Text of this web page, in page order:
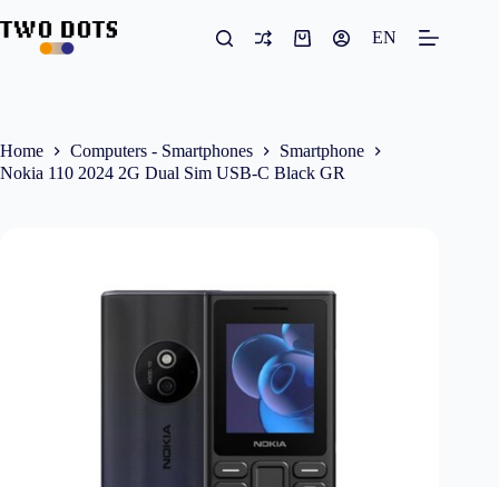
to
content
Shopping
EN
Home Computers - Smartphones
Smartphone
Nokia 110 2024 2G Dual Sim USB-C Black GR